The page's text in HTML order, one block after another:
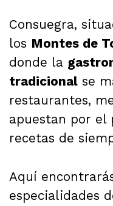
Consuegra,
los Montes de
donde la
tradicional se
restaurantes,
apuestan por el
recetas de
Aquí
especialidades